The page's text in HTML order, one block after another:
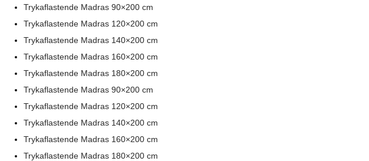
Trykaflastende Madras 90×200 cm
Trykaflastende Madras 120×200 cm
Trykaflastende Madras 140×200 cm
Trykaflastende Madras 160×200 cm
Trykaflastende Madras 180×200 cm
Trykaflastende Madras 90×200 cm
Trykaflastende Madras 120×200 cm
Trykaflastende Madras 140×200 cm
Trykaflastende Madras 160×200 cm
Trykaflastende Madras 180×200 cm